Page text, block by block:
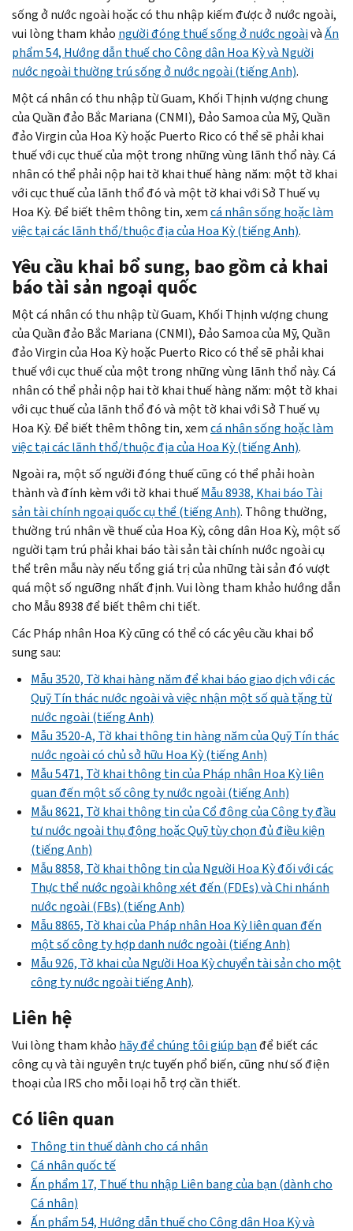
sống ở nước ngoài hoặc có thu nhập kiếm được ở nước ngoài,
vui lòng tham khảo người đóng thuế sống ở nước ngoàivàẤn
phẩm 54, Hướng dẫn thuế cho Công dân Hoa Kỳ và Người
nước ngoài thường trú sống ở nước ngoài (tiếng Anh).
Một cá nhân có thu nhập từ Guam, Khối Thịnh vượng chung
của Quần đảo Bắc Mariana (CNMI), Đảo Samoa của Mỹ, Quần
đảo Virgin của Hoa Kỳ hoặc Puerto Rico có thể sẽ phải khai
thuế với cục thuế của một trong những vùng lãnh thổ này. Cá
nhân có thể phải nộp hai tờ khai thuế hàng năm: một tờ khai
với cục thuế của lãnh thổ đó và một tờ khai với Sở Thuế vụ
Hoa Kỳ. Để biết thêm thông tin, xemcá nhân sống hoặc làm
việc tại các lãnh thổ/thuộc địa của Hoa Kỳ (tiếng Anh).
Yêu cầu khai bổ sung, bao gồm cả khai
báo tài sản ngoại quốc
Một cá nhân có thu nhập từ Guam, Khối Thịnh vượng chung
của Quần đảo Bắc Mariana (CNMI), Đảo Samoa của Mỹ, Quần
đảo Virgin của Hoa Kỳ hoặc Puerto Rico có thể sẽ phải khai
thuế với cục thuế của một trong những vùng lãnh thổ này. Cá
nhân có thể phải nộp hai tờ khai thuế hàng năm: một tờ khai
với cục thuế của lãnh thổ đó và một tờ khai với Sở Thuế vụ
Hoa Kỳ. Để biết thêm thông tin, xemcá nhân sống hoặc làm
việc tại các lãnh thổ/thuộc địa của Hoa Kỳ (tiếng Anh).
Ngoài ra, một số người đóng thuế cũng có thể phải hoàn
thành và đính kèm với tờ khai thuếMẫu 8938, Khai báo Tài
sản tài chính ngoại quốc cụ thể (tiếng Anh). Thông thường,
thường trú nhân về thuế của Hoa Kỳ, công dân Hoa Kỳ, một số
người tạm trú phải khai báo tài sản tài chính nước ngoài cụ
thể trên mẫu này nếu tổng giá trị của những tài sản đó vượt
quá một số ngưỡng nhất định. Vui lòng tham khảo hướng dẫn
cho Mẫu 8938 để biết thêm chi tiết.
Các Pháp nhân Hoa Kỳ cũng có thể có các yêu cầu khai bổ
sung sau:
Mẫu 3520, Tờ khai hàng năm để khai báo giao dịch với các
Quỹ Tín thác nước ngoài và việc nhận một số quà tặng từ
nước ngoài (tiếng Anh)
Mẫu 3520-A, Tờ khai thông tin hàng năm của Quỹ Tín thác
nước ngoài có chủ sở hữu Hoa Kỳ (tiếng Anh)
Mẫu 5471, Tờ khai thông tin của Pháp nhân Hoa Kỳ liên
quan đến một số công ty nước ngoài (tiếng Anh)
Mẫu 8621, Tờ khai thông tin của Cổ đông của Công ty đầu
tư nước ngoài thụ động hoặc Quỹ tùy chọn đủ điều kiện
(tiếng Anh)
Mẫu 8858, Tờ khai thông tin của Người Hoa Kỳ đối với các
Thực thể nước ngoài không xét đến (FDEs) và Chi nhánh
nước ngoài (FBs) (tiếng Anh)
Mẫu 8865, Tờ khai của Pháp nhân Hoa Kỳ liên quan đến
một số công ty hợp danh nước ngoài (tiếng Anh)
Mẫu 926, Tờ khai của Người Hoa Kỳ chuyển tài sản cho một
công ty nước ngoài tiếng Anh).
Liên hệ
Vui lòng tham khảo hãy để chúng tôi giúp bạnđể biết các
công cụ và tài nguyên trực tuyến phổ biến, cũng như số điện
thoại của IRS cho mỗi loại hỗ trợ cần thiết.
Có liên quan
Thông tin thuế dành cho cá nhân
Cá nhân quốc tế
Ấn phẩm 17, Thuế thu nhập Liên bang của bạn (dành cho
Cá nhân)
Ấn phẩm 54, Hướng dẫn thuế cho Công dân Hoa Kỳ và